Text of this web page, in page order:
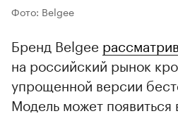
Фото: Belgee
Бренд Belgee
на российский рынок
упрощенной версии
Модель может появиться